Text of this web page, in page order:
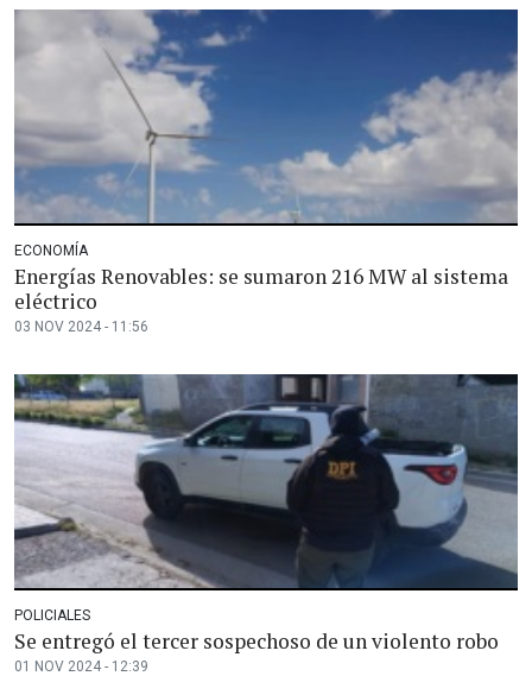
ECONOMÍA
Energías Renovables: se sumaron 216 MW al sistema
eléctrico
03 NOV 2024 - 11:56
POLICIALES
Se entregó el tercer sospechoso de un violento robo
01 NOV 2024 - 12:39